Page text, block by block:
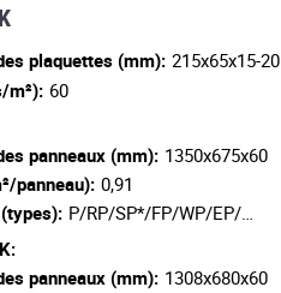
plaquettes (mm): 215x65x15-20
m²): 60
panneaux (mm): 1350x675x60
panneau): 0,91
P/RP/SP*/FP/WP/EP/…
panneaux (mm): 1308x680x60